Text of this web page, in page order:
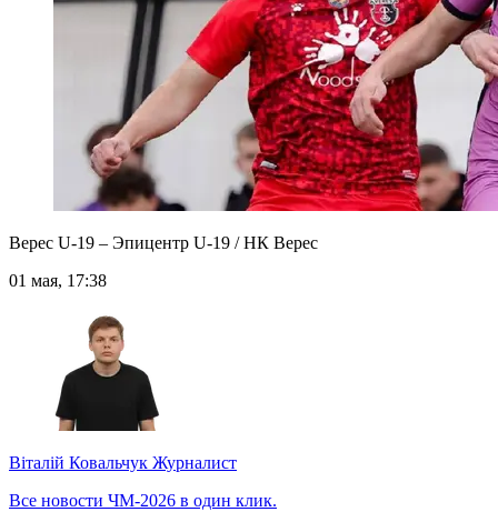
Верес U-19 – Эпицентр U-19 / НК Верес
01 мая, 17:38
Віталій Ковальчук Журналист
Все новости ЧМ-2026 в один клик.